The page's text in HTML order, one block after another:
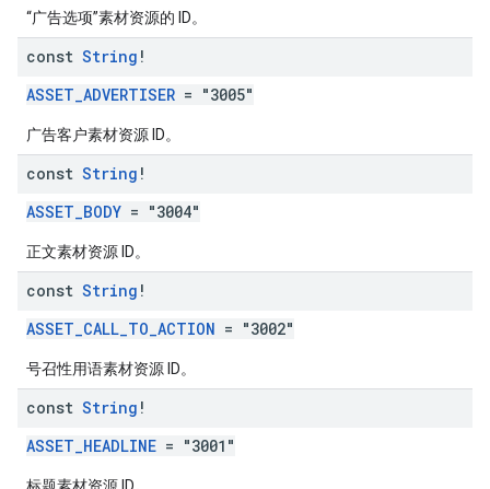
“广告选项”素材资源的 ID。
const String !
ASSET_ADVERTISER = "3005"
广告客户素材资源 ID。
const String !
ASSET_BODY = "3004"
正文素材资源 ID。
const String !
ASSET_CALL_TO_ACTION = "3002"
号召性用语素材资源 ID。
const String !
ASSET_HEADLINE = "3001"